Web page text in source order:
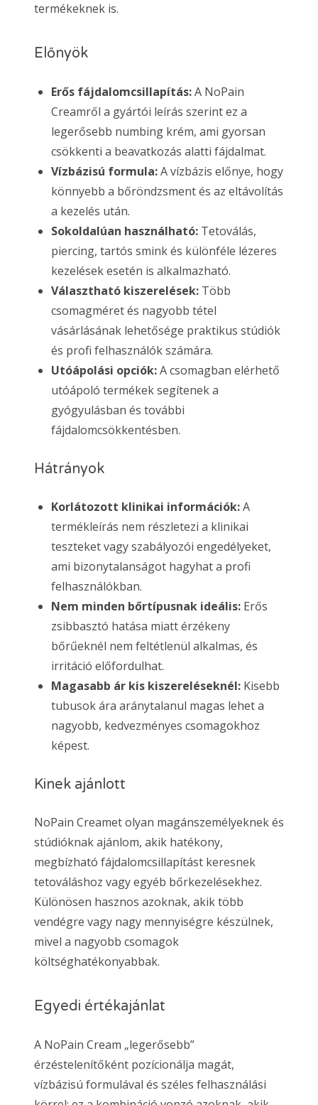
termékeknek is.
Előnyök
Erős fájdalomcsillapítás:A NoPain
Creamről a gyártói leírás szerint ez a
legerősebb numbing krém, ami gyorsan
csökkenti a beavatkozás alatti fájdalmat.
Vízbázisú formula:A vízbázis előnye, hogy
könnyebb a bőröndzsment és az eltávolítás
a kezelés után.
Sokoldalúan használható: Tetoválás,
piercing, tartós smink és különféle lézeres
kezelések esetén is alkalmazható.
Választható kiszerelések: Több
csomagméret és nagyobb tétel
vásárlásának lehetősége praktikus stúdiók
és profi felhasználók számára.
Utóápolási opciók:A csomagban elérhető
utóápoló termékek segítenek a
gyógyulásban és további
fájdalomcsökkentésben.
Hátrányok
Korlátozott klinikai információk:A
termékleírás nem részletezi a klinikai
teszteket vagy szabályozói engedélyeket,
ami bizonytalanságot hagyhat a profi
felhasználókban.
Nem minden bőrtípusnak ideális: Erős
zsibbasztó hatása miatt érzékeny
bőrűeknél nem feltétlenül alkalmas, és
irritáció előfordulhat.
Magasabb ár kis kiszereléseknél: Kisebb
tubusok ára aránytalanul magas lehet a
nagyobb, kedvezményes csomagokhoz
képest.
Kinek ajánlott
NoPain Creamet olyan magánszemélyeknek és
stúdióknak ajánlom, akik hatékony,
megbízható fájdalomcsillapítást keresnek
tetováláshoz vagy egyéb bőrkezelésekhez.
Különösen hasznos azoknak, akik több
vendégre vagy nagy mennyiségre készülnek,
mivel a nagyobb csomagok
költséghatékonyabbak.
Egyedi értékajánlat
A NoPain Cream „legerősebb”
érzéstelenítőként pozícionálja magát,
vízbázisú formulával és széles felhasználási